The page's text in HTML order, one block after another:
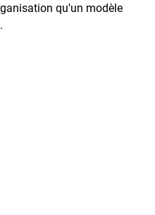
qu'un modèle